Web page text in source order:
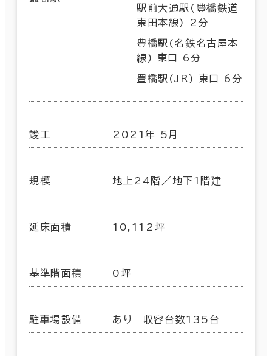
駅前大通駅(豊橋鉄道
東田本線) 2分
豊橋駅(名鉄名古屋本
線) 東口 6分
豊橋駅(JR) 東口 6分
竣工 2021年 5月
規模 地上24階／地下1階建
延床面積 10,112坪
基準階面積 0坪
駐車場設備 あり 収容台数135台